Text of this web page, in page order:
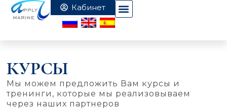
КУРСЫ
Мы можем предложить Вам курсы и
тренинги, которые мы реализовываем
через наших партнеров